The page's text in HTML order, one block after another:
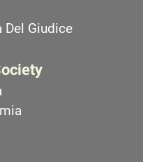
Del Giudice